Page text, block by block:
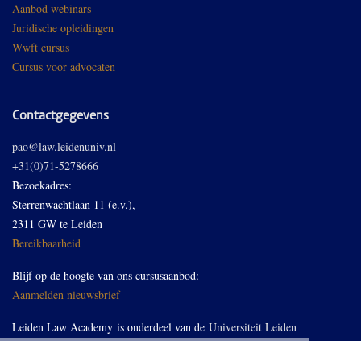
Aanbod webinars
Juridische opleidingen
Wwft cursus
Cursus voor advocaten
Contactgegevens
pao@law.leidenuniv.nl
+31(0)71-5278666
Bezoekadres:
Sterrenwachtlaan 11 (e.v.),
2311 GW te Leiden
Bereikbaarheid
Blijf op de hoogte van ons cursusaanbod:
Aanmelden nieuwsbrief
Leiden Law Academy is onderdeel van de Universiteit Leiden